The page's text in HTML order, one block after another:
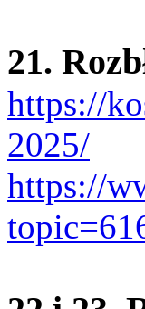
21.
https://
2025/
https://